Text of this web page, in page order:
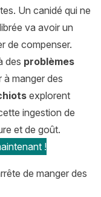
Un canidé qui ne
va avoir un
de compenser.
des problèmes
à manger des
explorent
ingestion de
et de goût.
!
de manger des